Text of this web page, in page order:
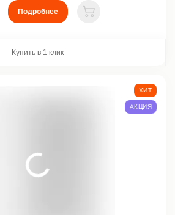
Подробнее
В корзину
Купить в 1 клик
ХИТ
АКЦИЯ